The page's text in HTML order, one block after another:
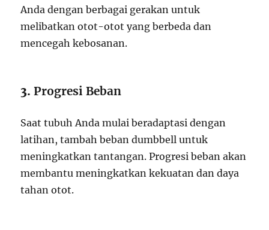
Anda dengan berbagai gerakan untuk
melibatkan otot-otot yang berbeda dan
mencegah kebosanan.
3.Progresi Beban
Saat tubuh Anda mulai beradaptasi dengan
latihan, tambah beban dumbbell untuk
meningkatkan tantangan. Progresi beban akan
membantu meningkatkan kekuatan dan daya
tahan otot.